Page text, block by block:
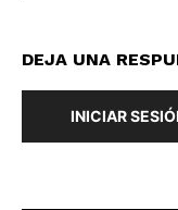
DEJA UNA
INICIAR